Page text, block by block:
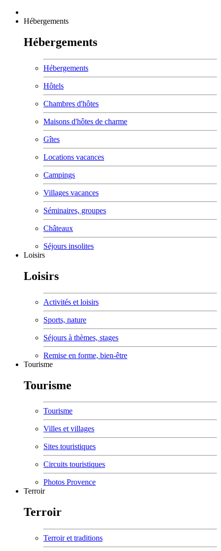
Hébergements
Hébergements
Hébergements
Hôtels
Chambres d'hôtes
Maisons d'hôtes de charme
Gîtes
Locations vacances
Campings
Villages vacances
Séminaires, groupes
Châteaux
Séjours insolites
Loisirs
Loisirs
Activités et loisirs
Sports, nature
Séjours à thèmes, stages
Remise en forme, bien-être
Tourisme
Tourisme
Tourisme
Villes et villages
Sites touristiques
Circuits touristiques
Photos Provence
Terroir
Terroir
Terroir et traditions